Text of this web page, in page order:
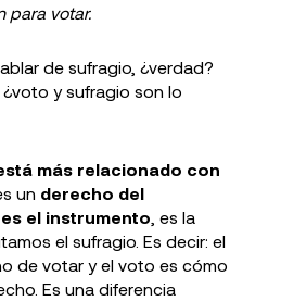
para votar.
de sufragio, ¿verdad?
y sufragio son lo
más relacionado con
un derecho del
el instrumento , es la
el sufragio. Es decir: el
de votar y el voto es cómo
Es una diferencia